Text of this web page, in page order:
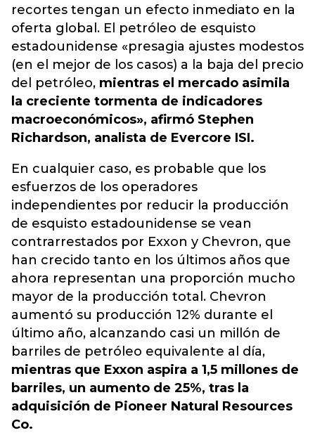
recortes tengan un efecto inmediato en la
oferta global. El petróleo de esquisto
estadounidense «presagia ajustes modestos
(en el mejor de los casos) a la baja del precio
del petróleo, mientras el mercado asimila
la creciente tormenta de indicadores
macroeconómicos», afirmó Stephen
Richardson, analista de Evercore ISI.
En cualquier caso, es probable que los
esfuerzos de los operadores
independientes por reducir la producción
de esquisto estadounidense se vean
contrarrestados por Exxon y Chevron, que
han crecido tanto en los últimos años que
ahora representan una proporción mucho
mayor de la producción total. Chevron
aumentó su producción 12% durante el
último año, alcanzando casi un millón de
barriles de petróleo equivalente al día,
mientras que Exxon aspira a 1,5 millones de
barriles, un aumento de 25%, tras la
adquisición de Pioneer Natural Resources
Co.